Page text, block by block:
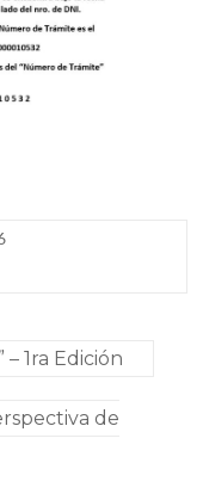
1ra Edición
de